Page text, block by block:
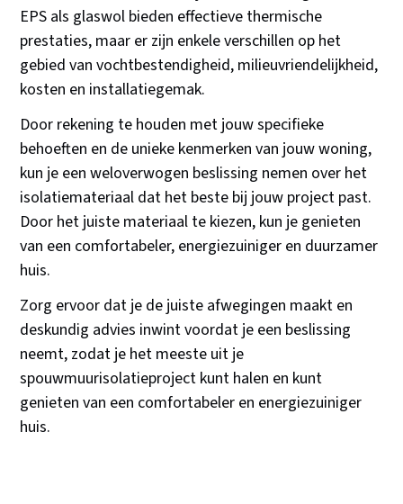
EPS als glaswol bieden effectieve thermische
prestaties, maar er zijn enkele verschillen op het
gebied van vochtbestendigheid, milieuvriendelijkheid,
kosten en installatiegemak.
Door rekening te houden met jouw specifieke
behoeften en de unieke kenmerken van jouw woning,
kun je een weloverwogen beslissing nemen over het
isolatiemateriaal dat het beste bij jouw project past.
Door het juiste materiaal te kiezen, kun je genieten
van een comfortabeler, energiezuiniger en duurzamer
huis.
Zorg ervoor dat je de juiste afwegingen maakt en
deskundig advies inwint voordat je een beslissing
neemt, zodat je het meeste uit je
spouwmuurisolatieproject kunt halen en kunt
genieten van een comfortabeler en energiezuiniger
huis.